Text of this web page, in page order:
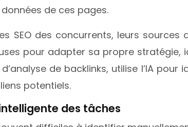
de ces pages.
SEO des concurrents, leurs
pour adapter sa propre stratégie,
de backlinks, utilise l’IA pour
potentiels.
des tâches